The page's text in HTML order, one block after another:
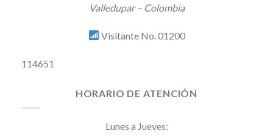
Valledupar – Colombia
Visitante No. 01200
114651
HORARIO DE ATENCIÓN
Lunes a Jueves: